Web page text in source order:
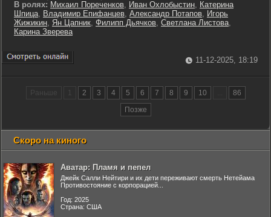
В ролях: Михаил Пореченков, Иван Охлобыстин, Катерина
Шпица, Владимир Епифанцев, Александр Потапов, Игорь
Жижикин, Ян Цапник, Филипп Дьячков, Светлана Листова,
Карина Зверева
11-12-2025, 18:19
Раньше 2 3 4 5 6 7 8 9 10 ...
86
Позже
Скоро на киного
Аватар: Пламя и пепел
Джейк Салли Нейтири и их дети переживают смерть Нетейама
Противостояние с корпорацией...
Год: 2025
Страна: США